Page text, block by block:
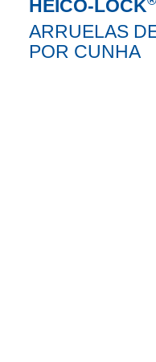
HEICO-LOCK
ARRUELAS
POR CUNHA